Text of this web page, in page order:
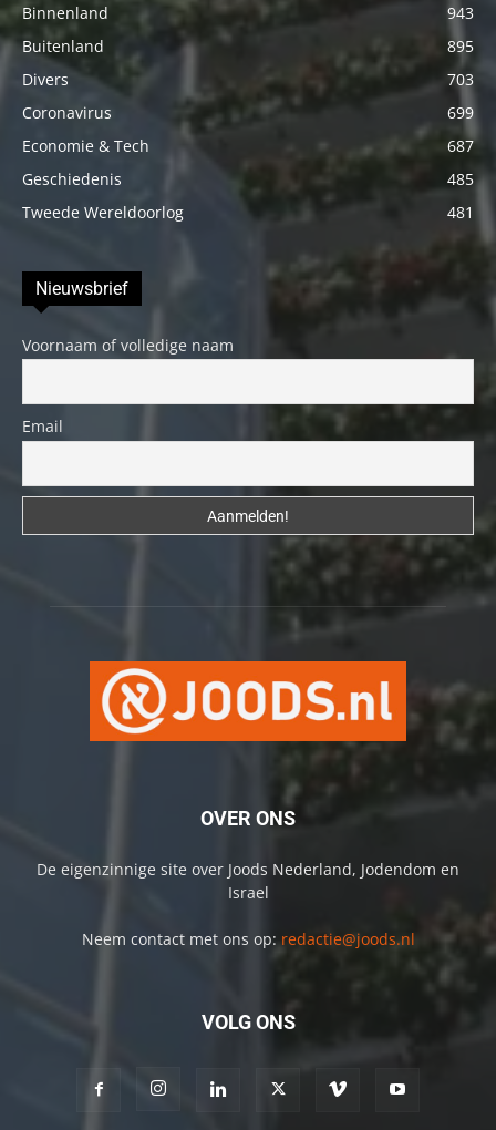
Binnenland
943
Buitenland
895
Divers
703
Coronavirus
699
Economie & Tech
687
Geschiedenis
485
Tweede Wereldoorlog
481
Nieuwsbrief
Voornaam of volledige naam
Email
OVER ONS
De eigenzinnige site over Joods Nederland, Jodendom en
Israel
Neem contact met ons op: redactie@joods.nl
VOLG ONS